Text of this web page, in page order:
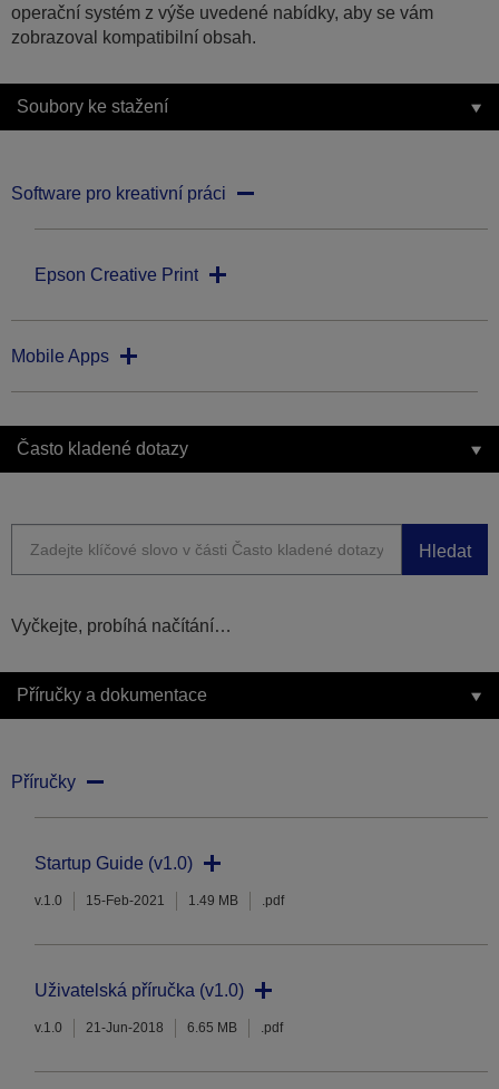
operační systém z výše uvedené nabídky, aby se vám
zobrazoval kompatibilní obsah.
Soubory ke stažení
Software pro kreativní práci
Epson Creative Print
Mobile Apps
Často kladené dotazy
Hledat
Vyčkejte, probíhá načítání…
Příručky a dokumentace
Příručky
Startup Guide (v1.0)
v.1.0 15-Feb-2021 1.49 MB .pdf
Uživatelská příručka (v1.0)
v.1.0 21-Jun-2018 6.65 MB .pdf